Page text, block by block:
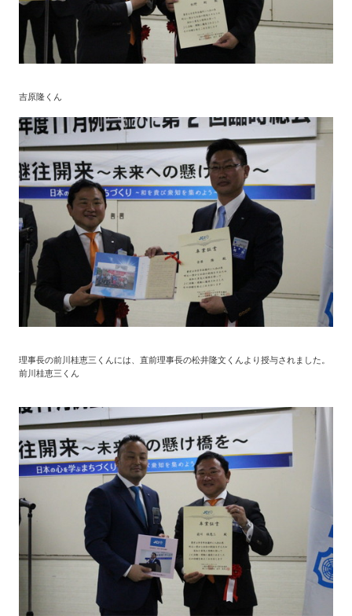
吉原隆くん
理事長の前川桂恵三くんには、直前理事長の松井隆文くんより授与されました。
前川桂恵三くん